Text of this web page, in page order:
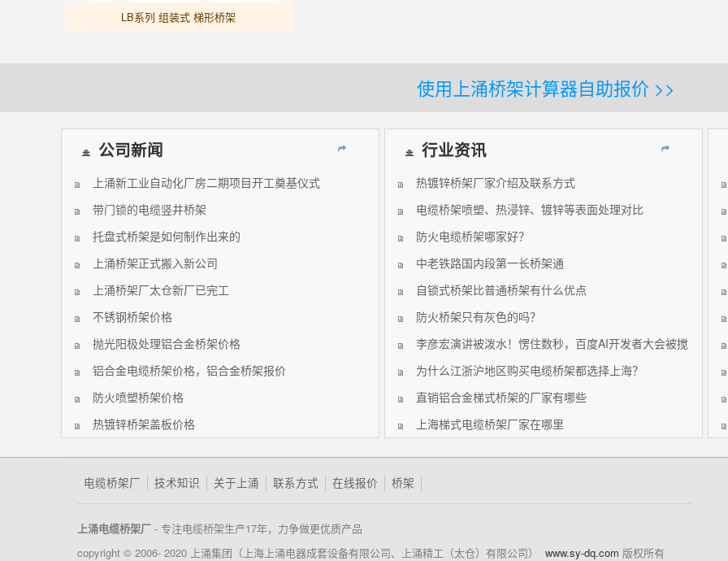
LB系列 组装式 梯形桥架
使用上涌桥架计算器自助报价 >>
公司新闻
上涌新工业自动化厂房二期项目开工奠基仪式
带门锁的电缆竖井桥架
托盘式桥架是如何制作出来的
上涌桥架正式搬入新公司
上涌桥架厂太仓新厂已完工
不锈钢桥架价格
抛光阳极处理铝合金桥架价格
铝合金电缆桥架价格，铝合金桥架报价
防火喷塑桥架价格
热镀锌桥架盖板价格
行业资讯
热镀锌桥架厂家介绍及联系方式
电缆桥架喷塑、热浸锌、镀锌等表面处理对比
防火电缆桥架哪家好？
中老铁路国内段第一长桥架通
自锁式桥架比普通桥架有什么优点
防火桥架只有灰色的吗？
李彦宏演讲被泼水！愣住数秒，百度AI开发者大会被搅
局
为什么江浙沪地区购买电缆桥架都选择上海？
直销铝合金梯式桥架的厂家有哪些
上海梯式电缆桥架厂家在哪里
电缆桥架厂 技术知识 关于上涌 联系方式 在线报价 桥架
上涌电缆桥架厂- 专注电缆桥架生产17年，力争做更优质产品
copyright © 2006- 2020 上涌集团（上海上涌电器成套设备有限公司、上涌精工（太仓）有限公司） www.sy-dq.com 版权所有